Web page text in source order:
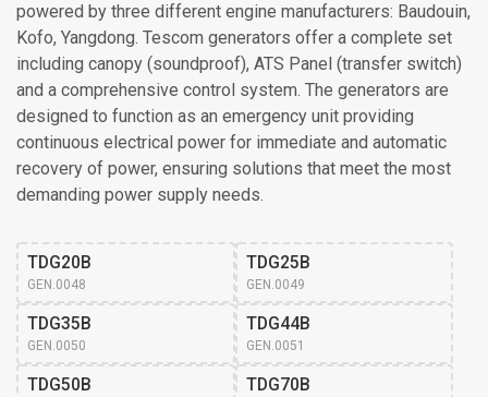
powered by three different engine manufacturers: Baudouin,
Kofo, Yangdong. Tescom generators offer a complete set
including canopy (soundproof), ATS Panel (transfer switch)
and a comprehensive control system. The generators are
designed to function as an emergency unit providing
continuous electrical power for immediate and automatic
recovery of power, ensuring solutions that meet the most
demanding power supply needs.
TDG20B
GEN.0048
TDG25B
GEN.0049
TDG35B
GEN.0050
TDG44B
GEN.0051
TDG50B TDG70B